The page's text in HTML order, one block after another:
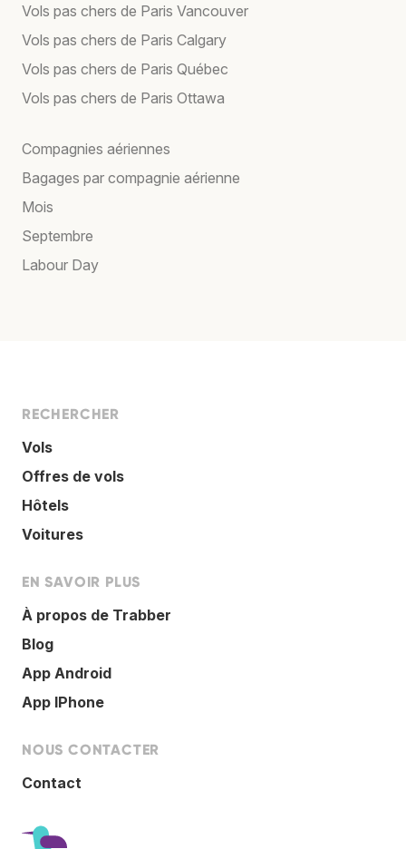
Vols pas chers de Paris Vancouver
Vols pas chers de Paris Calgary
Vols pas chers de Paris Québec
Vols pas chers de Paris Ottawa
Compagnies aériennes
Bagages par compagnie aérienne
Mois
Septembre
Labour Day
RECHERCHER
Vols
Offres de vols
Hôtels
Voitures
EN SAVOIR PLUS
À propos de Trabber
Blog
App Android
App IPhone
NOUS CONTACTER
Contact